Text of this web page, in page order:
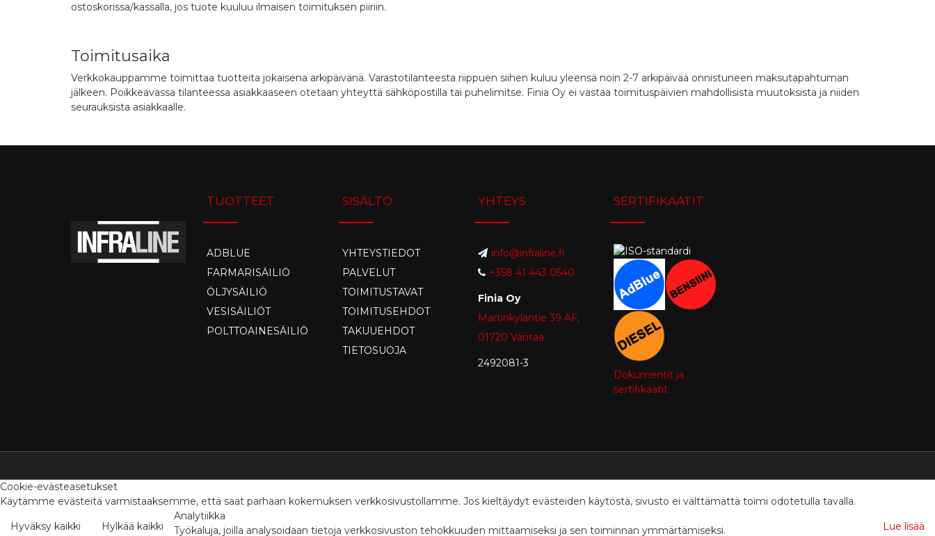
ostoskorissa/kassalla, jos tuote kuuluu ilmaisen toimituksen piiriin.
Toimitusaika
Verkkokauppamme toimittaa tuotteita jokaisena arkipäivänä. Varastotilanteesta riippuen siihen kuluu yleensä noin 2-7 arkipäivää onnistuneen maksutapahtuman
jälkeen. Poikkeavassa tilanteessa asiakkaaseen otetaan yhteyttä sähköpostilla tai puhelimitse. Finia Oy ei vastaa toimituspäivien mahdollisista muutoksista ja niiden
seurauksista asiakkaalle.
TUOTTEET
ADBLUE
FARMARISÄILIÖ
ÖLJYSÄILIÖ
VESISÄILIÖT
POLTTOAINESÄILIÖ
SISÄLTÖ
YHTEYSTIEDOT
PALVELUT
TOIMITUSTAVAT
TOIMITUSEHDOT
TAKUUEHDOT
TIETOSUOJA
YHTEYS
info@infraline.fi
+358 41 443 0540
Finia Oy
Martinkyläntie 39 AF,
01720 Vantaa
2492081-3
SERTIFIKAATIT
Dokumentit ja
sertifikaatit
Cookie-evästeasetukset
Käytämme evästeitä varmistaaksemme, että saat parhaan kokemuksen verkkosivustollamme. Jos kieltäydyt evästeiden käytöstä, sivusto ei välttämättä toimi odotetulla tavalla.
Hyväksy kaikki
Hylkää kaikki Lue lisää
Analytiikka
Työkaluja, joilla analysoidaan tietoja verkkosivuston tehokkuuden mittaamiseksi ja sen toiminnan ymmärtämiseksi.